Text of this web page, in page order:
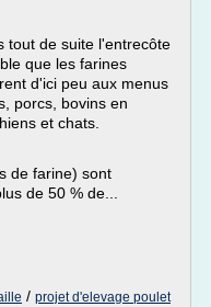
tout de suite l'entrecôte
que les farines
d'ici peu aux menus
porcs, bovins en
et chats.
de farine) sont
de 50 % de...
/ projet d'elevage poulet